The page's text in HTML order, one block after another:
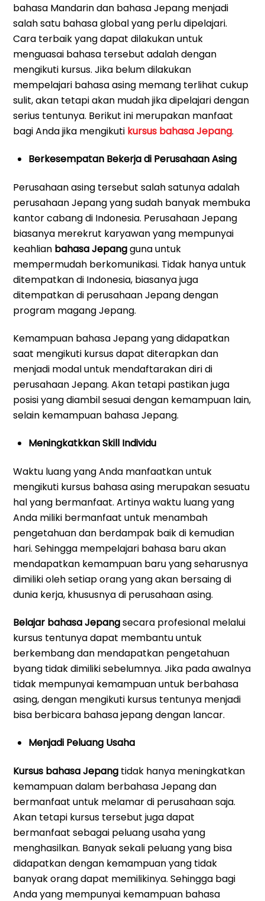
bahasa Mandarin dan bahasa Jepang menjadi
salah satu bahasa global yang perlu dipelajari.
Cara terbaik yang dapat dilakukan untuk
menguasai bahasa tersebut adalah dengan
mengikuti kursus. Jika belum dilakukan
mempelajari bahasa asing memang terlihat cukup
sulit, akan tetapi akan mudah jika dipelajari dengan
serius tentunya. Berikut ini merupakan manfaat
bagi Anda jika mengikuti kursus bahasa Jepang.
Berkesempatan Bekerja di Perusahaan Asing
Perusahaan asing tersebut salah satunya adalah
perusahaan Jepang yang sudah banyak membuka
kantor cabang di Indonesia. Perusahaan Jepang
biasanya merekrut karyawan yang mempunyai
keahlian bahasa Jepangguna untuk
mempermudah berkomunikasi. Tidak hanya untuk
ditempatkan di Indonesia, biasanya juga
ditempatkan di perusahaan Jepang dengan
program magang Jepang.
Kemampuan bahasa Jepang yang didapatkan
saat mengikuti kursus dapat diterapkan dan
menjadi modal untuk mendaftarakan diri di
perusahaan Jepang. Akan tetapi pastikan juga
posisi yang diambil sesuai dengan kemampuan lain,
selain kemampuan bahasa Jepang.
Meningkatkkan Skill Individu
Waktu luang yang Anda manfaatkan untuk
mengikuti kursus bahasa asing merupakan sesuatu
hal yang bermanfaat. Artinya waktu luang yang
Anda miliki bermanfaat untuk menambah
pengetahuan dan berdampak baik di kemudian
hari. Sehingga mempelajari bahasa baru akan
mendapatkan kemampuan baru yang seharusnya
dimiliki oleh setiap orang yang akan bersaing di
dunia kerja, khususnya di perusahaan asing.
Belajar bahasa Jepangsecara profesional melalui
kursus tentunya dapat membantu untuk
berkembang dan mendapatkan pengetahuan
byang tidak dimiliki sebelumnya. Jika pada awalnya
tidak mempunyai kemampuan untuk berbahasa
asing, dengan mengikuti kursus tentunya menjadi
bisa berbicara bahasa jepang dengan lancar.
Menjadi Peluang Usaha
Kursus bahasa Jepang tidak hanya meningkatkan
kemampuan dalam berbahasa Jepang dan
bermanfaat untuk melamar di perusahaan saja.
Akan tetapi kursus tersebut juga dapat
bermanfaat sebagai peluang usaha yang
menghasilkan. Banyak sekali peluang yang bisa
didapatkan dengan kemampuan yang tidak
banyak orang dapat memilikinya. Sehingga bagi
Anda yang mempunyai kemampuan bahasa